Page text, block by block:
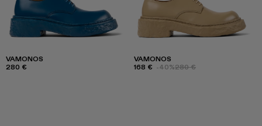
VAMONOS
280 €
VAMONOS
168 € -40%280 €